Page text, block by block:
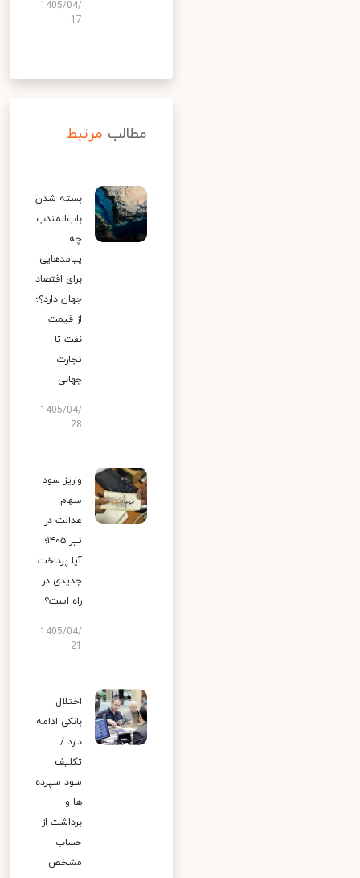
1405/04/
17
مطالب مرتبط
بسته شدن
باب‌المندب
چه
پیامدهایی
برای اقتصاد
جهان دارد؟؛
از قیمت
نفت تا
تجارت
جهانی
1405/04/
28
واریز سود
سهام
عدالت در
تیر ۱۴۰۵؛
آیا پرداخت
جدیدی در
راه است؟
1405/04/
اختلال
بانکی ادامه
دارد /
تکلیف
سود سپرده
ها و
برداشت از
حساب
مشخص